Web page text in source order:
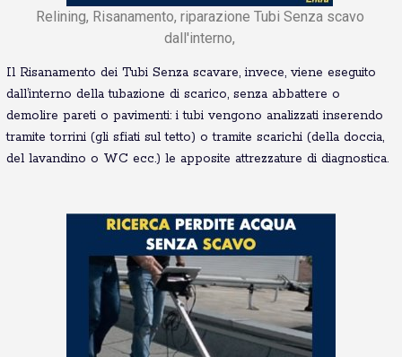
Relining, Risanamento, riparazione Tubi Senza scavo
dall'interno,
Il Risanamento dei Tubi Senza scavare, invece, viene eseguito
dall’interno della tubazione di scarico, senza abbattere o
demolire pareti o pavimenti: i tubi vengono analizzati inserendo
tramite torrini (gli sfiati sul tetto) o tramite scarichi (della doccia,
del lavandino o WC ecc.) le apposite attrezzature di diagnostica.